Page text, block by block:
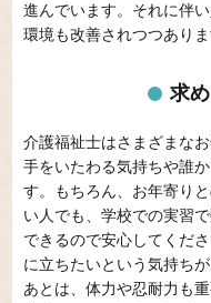
進んでいます。それに伴
環境も改善されつつありま
求
介護福祉士はさまざまな
手をいたわる気持ちや誰
す。もちろん、お年寄り
い人でも、学校での実習
できるので安心してくだ
に立ちたいという気持ち
あとは、体力や忍耐力も